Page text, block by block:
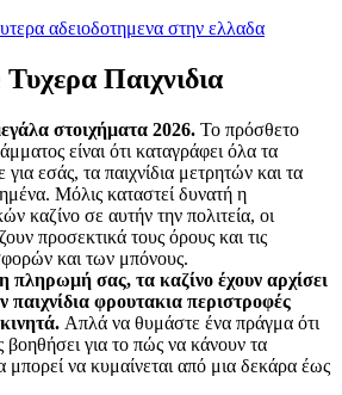
αδειοδοτημενα στην ελλαδα
Παιχνιδια
στοιχήματα 2026. Το πρόσθετο
είναι ότι καταγράφει όλα τα
εσάς, τα παιχνίδια μετρητών και τα
Μόλις καταστεί δυνατή η
καζίνο σε αυτήν την πολιτεία, οι
προσεκτικά τους όρους και τις
και των μπόνους.
πληρωμή σας, τα καζίνο έχουν αρχίσει
φρουτακια περιστροφές
Απλά να θυμάστε ένα πράγμα ότι
βοηθήσει για το πώς να κάνουν τα
μπορεί να κυμαίνεται από μια δεκάρα έως